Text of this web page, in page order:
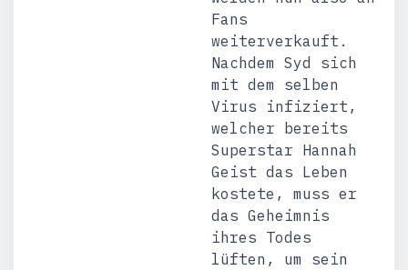
Fans
weiterverkauft.
Nachdem Syd sich
mit dem selben
Virus infiziert,
welcher bereits
Superstar Hannah
Geist das Leben
kostete, muss er
das Geheimnis
ihres Todes
lüften, um sein